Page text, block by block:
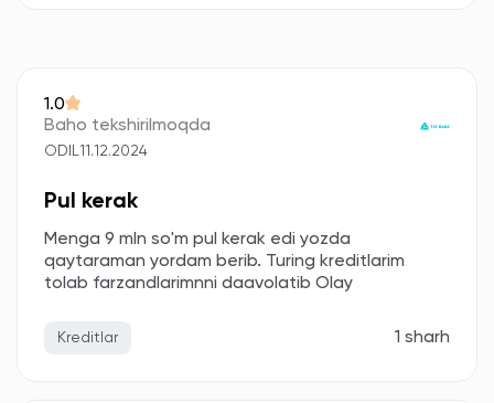
1.0
Baho tekshirilmoqda
ODIL11.12.2024
Pul kerak
Menga 9 mln so'm pul kerak edi yozda
qaytaraman yordam berib. Turing kreditlarim
tolab farzandlarimnni daavolatib Olay
Kreditlar 1 sharh